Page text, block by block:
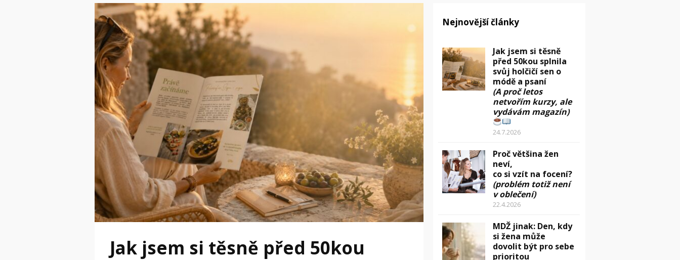
Jak jsem si těsně před 50kou
Nejnovější články
Jak jsem si těsně
před 50kou splnila
svůj holčičí sen o
módě a psaní
(A proč letos
netvořím kurzy, ale
vydávám magazín)
24.7.2026
Proč většina žen
neví,
co si vzít na focení?
(problém totiž není
v oblečení)
22.4.2026
MDŽ jinak: Den, kdy
si žena může
dovolit být pro sebe
prioritou